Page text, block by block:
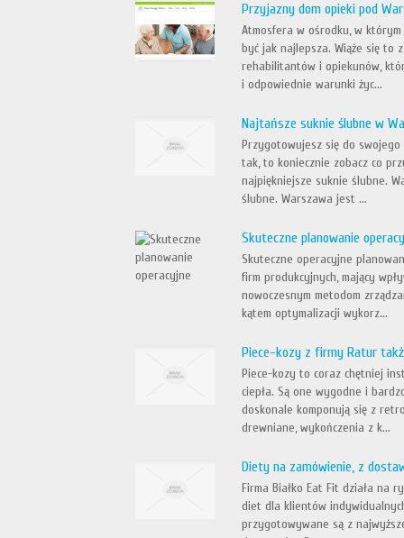
Przyjazny dom opieki pod
Atmosfera w ośrodku, w
być jak najlepsza. Wiąże się to
rehabilitantów i opiekunów,
i odpowiednie warunki życ...
Najtańsze suknie ślubne w
Przygotowujesz się do
tak, to koniecznie zobacz co
najpiękniejsze suknie ślubne.
ślubne. Warszawa jest ...
Skuteczne planowanie
Skuteczne operacyjne
firm produkcyjnych, mający
nowoczesnym metodom
kątem optymalizacji wykorz...
Piece-kozy z firmy Ratur
Piece-kozy to coraz chętniej
ciepła. Są one wygodne i
doskonale komponują się z
drewniane, wykończenia z k...
Diety na zamówienie, z
Firma Białko Eat Fit działa na
diet dla klientów
przygotowywane są z